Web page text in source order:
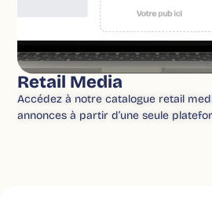
Retail Media
Accédez à notre catalogue retail
annonces à partir d’une seule